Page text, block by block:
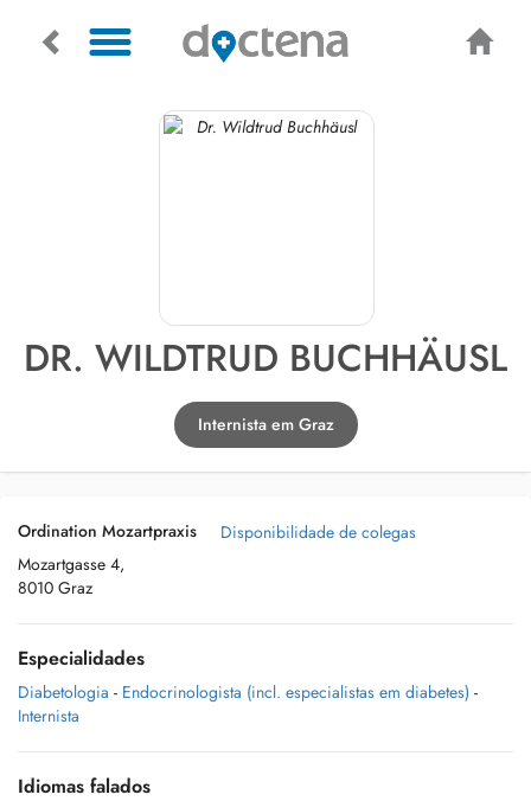
DR. WILDTRUD BUCHHÄUSL
Internista em Graz
Ordination Mozartpraxis
Mozartgasse 4,
8010 Graz
Disponibilidade de colegas
Especialidades
Diabetologia - Endocrinologista (incl. especialistas em diabetes) -
Internista
Idiomas falados